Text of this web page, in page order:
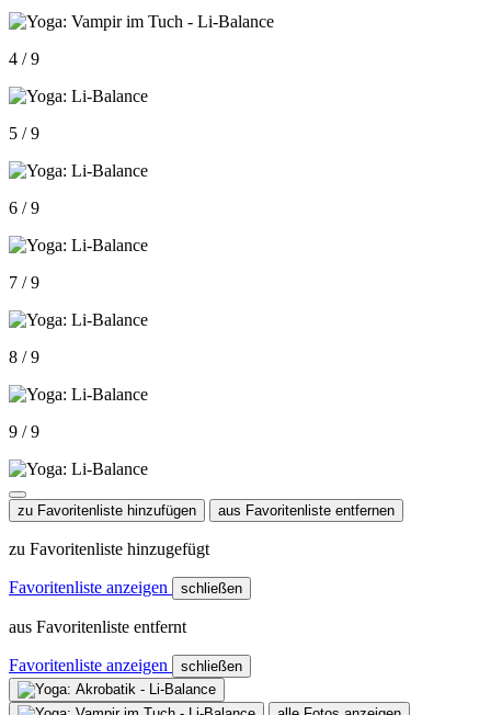
4 / 9
5 / 9
6 / 9
7 / 9
8 / 9
9 / 9
zu Favoritenliste hinzufügen aus Favoritenliste entfernen
zu Favoritenliste hinzugefügt
Favoritenliste anzeigen schließen
aus Favoritenliste entfernt
Favoritenliste anzeigen schließen